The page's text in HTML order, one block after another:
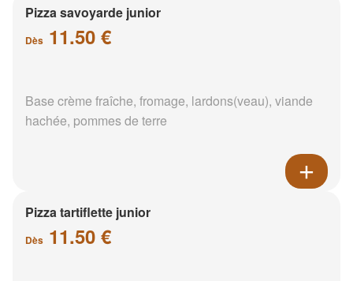
Pizza savoyarde junior
Dès 11.50 €
Base crème fraîche, fromage, lardons(veau), viande
hachée, pommes de terre
Pizza tartiflette junior
Dès 11.50 €